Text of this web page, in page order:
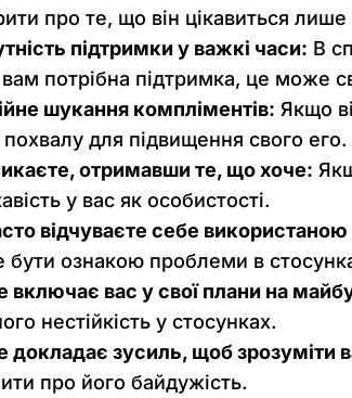
про те, що він цікавиться
підтримки у важкі часи: В
потрібна підтримка, це може
шукання компліментів: Якщо
для підвищення свого его.
отримавши те, що хоче:
у вас як особистості.
відчуваєте себе
ознакою проблеми в
включає вас у свої плани на
нестійкість у стосунках.
докладає зусиль, щоб зрозуміти
про його байдужість.